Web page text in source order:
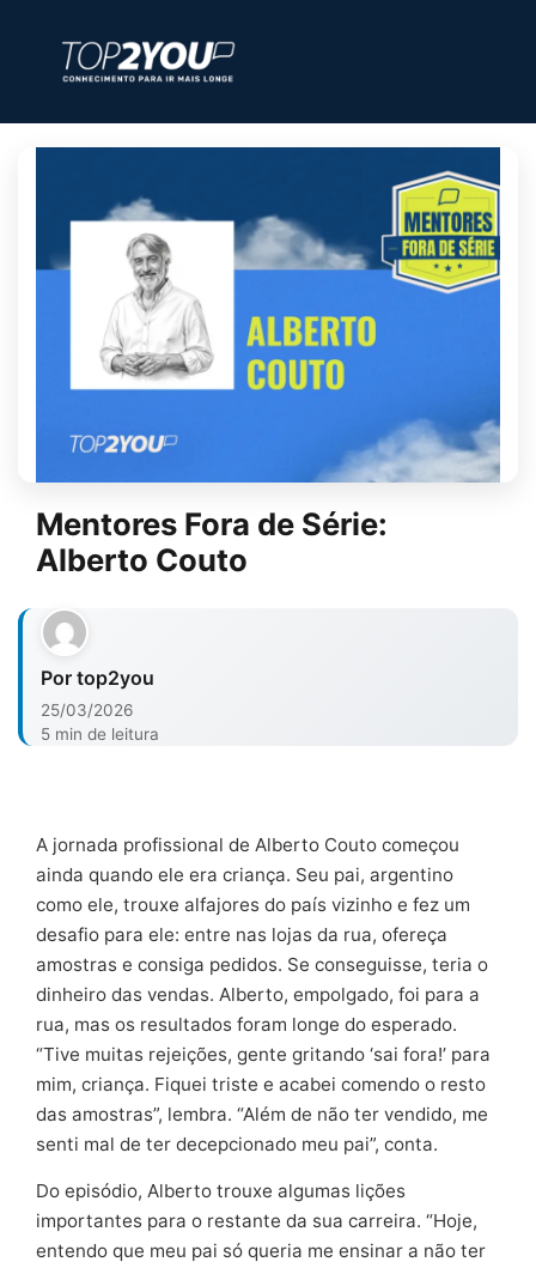
Mentores Fora de Série:
Alberto Couto
Por top2you
25/03/2026
5 min de leitura
A jornada profissional de Alberto Couto começou
ainda quando ele era criança. Seu pai, argentino
como ele, trouxe alfajores do país vizinho e fez um
desafio para ele: entre nas lojas da rua, ofereça
amostras e consiga pedidos. Se conseguisse, teria o
dinheiro das vendas. Alberto, empolgado, foi para a
rua, mas os resultados foram longe do esperado.
“Tive muitas rejeições, gente gritando ‘sai fora!’ para
mim, criança. Fiquei triste e acabei comendo o resto
das amostras”, lembra. “Além de não ter vendido, me
senti mal de ter decepcionado meu pai”, conta.
Do episódio, Alberto trouxe algumas lições
importantes para o restante da sua carreira. “Hoje,
entendo que meu pai só queria me ensinar a não ter